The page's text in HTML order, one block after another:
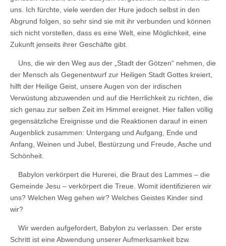
uns. Ich fürchte, viele werden der Hure jedoch selbst in den
Abgrund folgen, so sehr sind sie mit ihr verbunden und können
sich nicht vorstellen, dass es eine Welt, eine Möglichkeit, eine
Zukunft jenseits ihrer Geschäfte gibt.
Uns, die wir den Weg aus der „Stadt der Götzen“ nehmen, die
der Mensch als Gegenentwurf zur Heiligen Stadt Gottes kreiert,
hilft der Heilige Geist, unsere Augen von der irdischen
Verwüstung abzuwenden und auf die Herrlichkeit zu richten, die
sich genau zur selben Zeit im Himmel ereignet. Hier fallen völlig
gegensätzliche Ereignisse und die Reaktionen darauf in einen
Augenblick zusammen: Untergang und Aufgang, Ende und
Anfang, Weinen und Jubel, Bestürzung und Freude, Asche und
Schönheit.
Babylon verkörpert die Hurerei, die Braut des Lammes – die
Gemeinde Jesu – verkörpert die Treue. Womit identifizieren wir
uns? Welchen Weg gehen wir? Welches Geistes Kinder sind
wir?
Wir werden aufgefordert, Babylon zu verlassen. Der erste
Schritt ist eine Abwendung unserer Aufmerksamkeit bzw.